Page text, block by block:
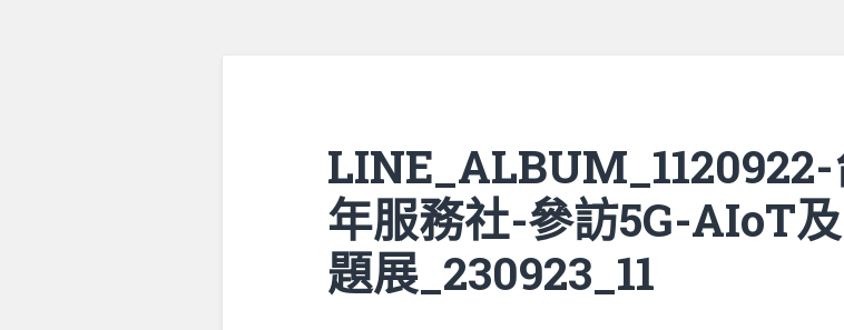
年服務社-參訪5G-AIoT
題展_230923_11